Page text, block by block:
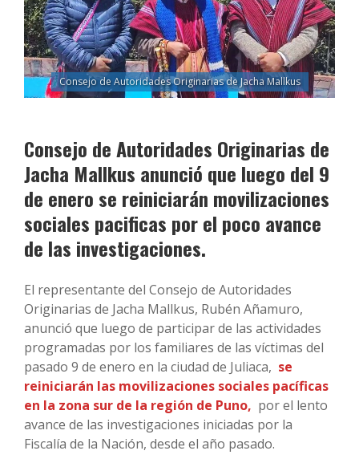
Consejo de Autoridades Originarias de Jacha Mallkus
Consejo de Autoridades Originarias de
Jacha Mallkus anunció que luego del 9
de enero se reiniciarán movilizaciones
sociales pacificas por el poco avance
de las investigaciones.
El representante del Consejo de Autoridades
Originarias de Jacha Mallkus, Rubén Añamuro,
anunció que luego de participar de las actividades
programadas por los familiares de las víctimas del
pasado 9 de enero en la ciudad de Juliaca, se
reiniciarán las movilizaciones sociales pacíficas
en la zona sur de la región de Puno, por el lento
avance de las investigaciones iniciadas por la
Fiscalía de la Nación, desde el año pasado.